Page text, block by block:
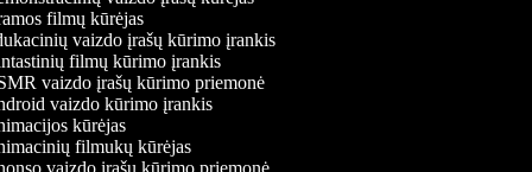
filmų kūrėjas
vaizdo įrašų kūrimo įrankis
filmų kūrimo įrankis
vaizdo įrašų kūrimo priemonė
vaizdo kūrimo įrankis
kūrėjas
filmukų kūrėjas